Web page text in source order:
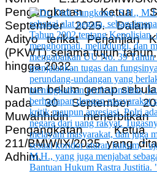
Pengangkatan Ketua
September 2025.
Adityo terikat Perjanjian
(PKWT) selama tujuh
hingga 2032.
Namun belum genap
pada 30 September
Muwahhidin
Pengangkatan
211/BMW/IX/2025 yang
Adhim.